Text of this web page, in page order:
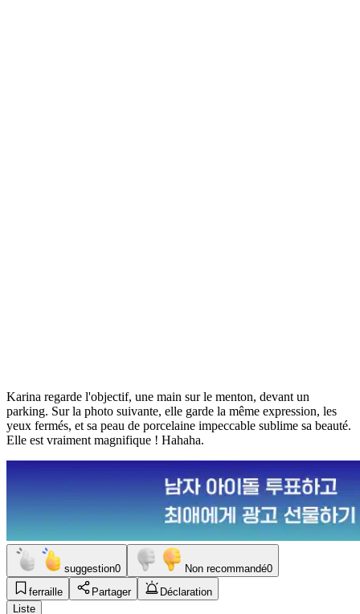
Karina regarde l'objectif, une main sur le menton, devant un
parking. Sur la photo suivante, elle garde la même expression, les
yeux fermés, et sa peau de porcelaine impeccable sublime sa beauté.
Elle est vraiment magnifique ! Hahaha.
suggestion0 Non recommandé0
ferraille
Partager
Déclaration
Liste